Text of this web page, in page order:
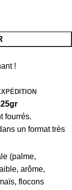
!
fourrés.
un format très
(palme,
arôme,
flocons